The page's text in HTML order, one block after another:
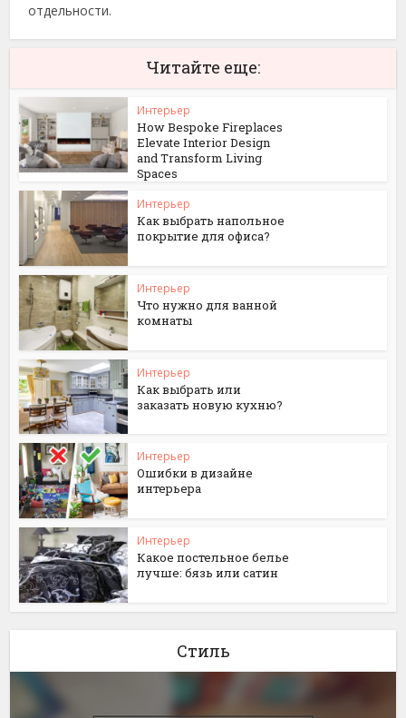
отдельности.
Читайте еще:
Интерьер
How Bespoke Fireplaces
Elevate Interior Design
and Transform Living
Spaces
Интерьер
Как выбрать напольное
покрытие для офиса?
Интерьер
Что нужно для ванной
комнаты
Интерьер
Как выбрать или
заказать новую кухню?
Интерьер
Ошибки в дизайне
интерьера
Интерьер
Какое постельное белье
лучше: бязь или сатин
Стиль